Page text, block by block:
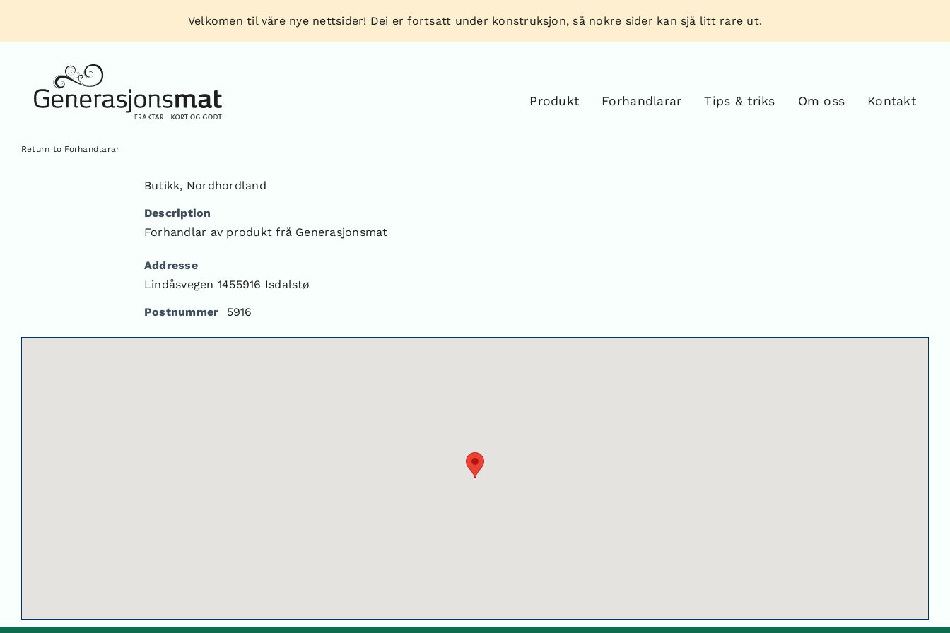
Velkomen til våre nye nettsider! Dei er fortsatt under konstruksjon, så nokre sider kan sjå litt rare ut.
Produkt Forhandlarar Tips & triks Om oss Kontakt
Return to Forhandlarar
Butikk, Nordhordland
Description
Forhandlar av produkt frå Generasjonsmat
Addresse
Lindåsvegen 1455916 Isdalstø
Postnummer 5916